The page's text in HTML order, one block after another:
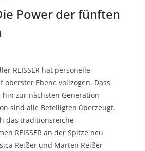
Power der fünften
REISSER hat personelle
oberster Ebene vollzogen. Dass
zur nächsten Generation
sind alle Beteiligten überzeugt.
das traditionsreiche
REISSER an der Spitze neu
Reißer und Marten Reißer